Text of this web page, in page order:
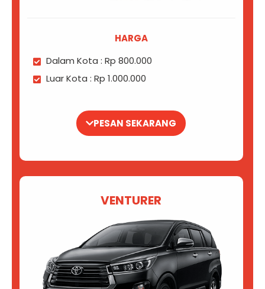
HARGA
Dalam Kota : Rp 800.000
Luar Kota : Rp 1.000.000
PESAN SEKARANG
VENTURER